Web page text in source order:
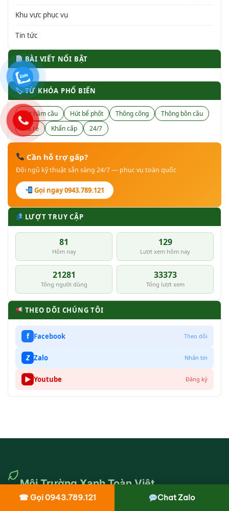
Khu vực phục vụ
Tin tức
BÀI VIẾT NỔI BẬT
🏷 TỪ KHÓA PHỔ BIẾN
Hút hầm cầu Hút bể phốt Thông cống
Thông bồn cầu
Giá rẻ
Khẩn cấp 24/7
Cần hỗ trợ gấp?
Đội ngũ kỹ thuật sẵn sàng 24/7 — phục vụ toàn quốc
Gọi ngay 0943.789.121
LƯỢT TRUY CẬP
81
Hôm nay
129
Lượt xem hôm nay
21281
Tổng người dùng
33373
Tổng lượt xem
THEO DÕI CHÚNG TÔI
f Facebook Theo dõi
Z Zalo Nhắn tin
▶ Youtube Đăng ký
Môi Trường Xanh Toàn Việt
Dịch vụ vệ sinh môi trường chuyên nghiệp, thành lập 2011. Phủ
☎ Gọi 0943.789.121 Chat Zalo